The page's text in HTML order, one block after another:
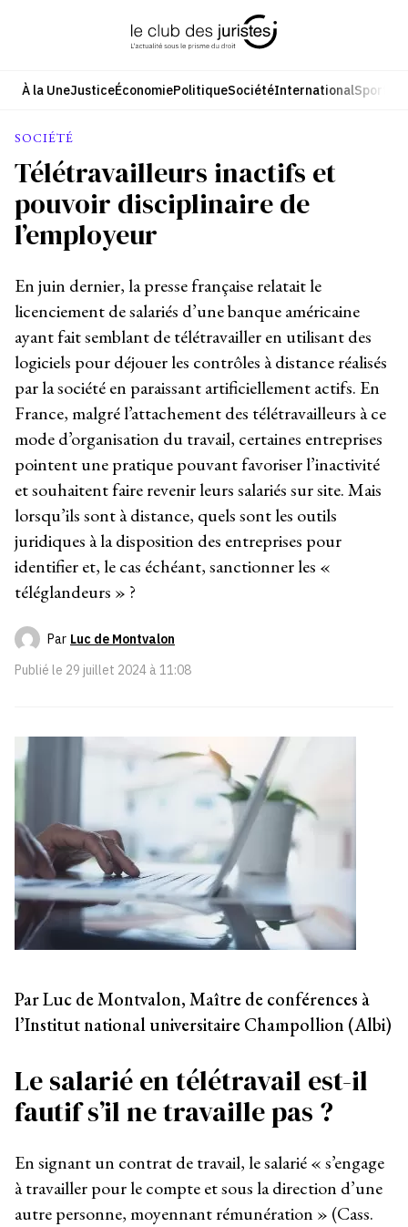
À la UneJusticeÉconomiePolitiqueSociétéInternationalSport
SOCIÉTÉ
Télétravailleurs inactifs et
pouvoir disciplinaire de
l’employeur
En juin dernier, la presse française relatait le
licenciement de salariés d’une banque américaine
ayant fait semblant de télétravailler en utilisant des
logiciels pour déjouer les contrôles à distance réalisés
par la société en paraissant artificiellement actifs. En
France, malgré l’attachement des télétravailleurs à ce
mode d’organisation du travail, certaines entreprises
pointent une pratique pouvant favoriser l’inactivité
et souhaitent faire revenir leurs salariés sur site. Mais
lorsqu’ils sont à distance, quels sont les outils
juridiques à la disposition des entreprises pour
identifier et, le cas échéant, sanctionner les «
téléglandeurs » ?
Par Luc de Montvalon
Publié le 29 juillet 2024 à 11:08
Par Luc de Montvalon, Maître de conférences à
l’Institut national universitaire Champollion (Albi)
Le salarié en télétravail est-il
fautif s’il ne travaille pas ?
En signant un contrat de travail, le salarié « s’engage
à travailler pour le compte et sous la direction d’une
autre personne, moyennant rémunération » (Cass.